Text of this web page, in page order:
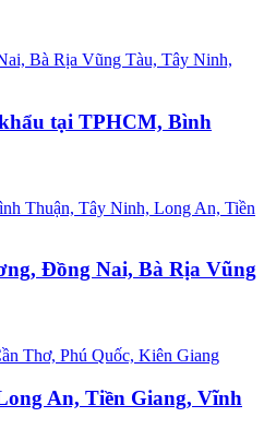
tại TPHCM, Bình
Đồng Nai, Bà Rịa Vũng
An, Tiền Giang, Vĩnh